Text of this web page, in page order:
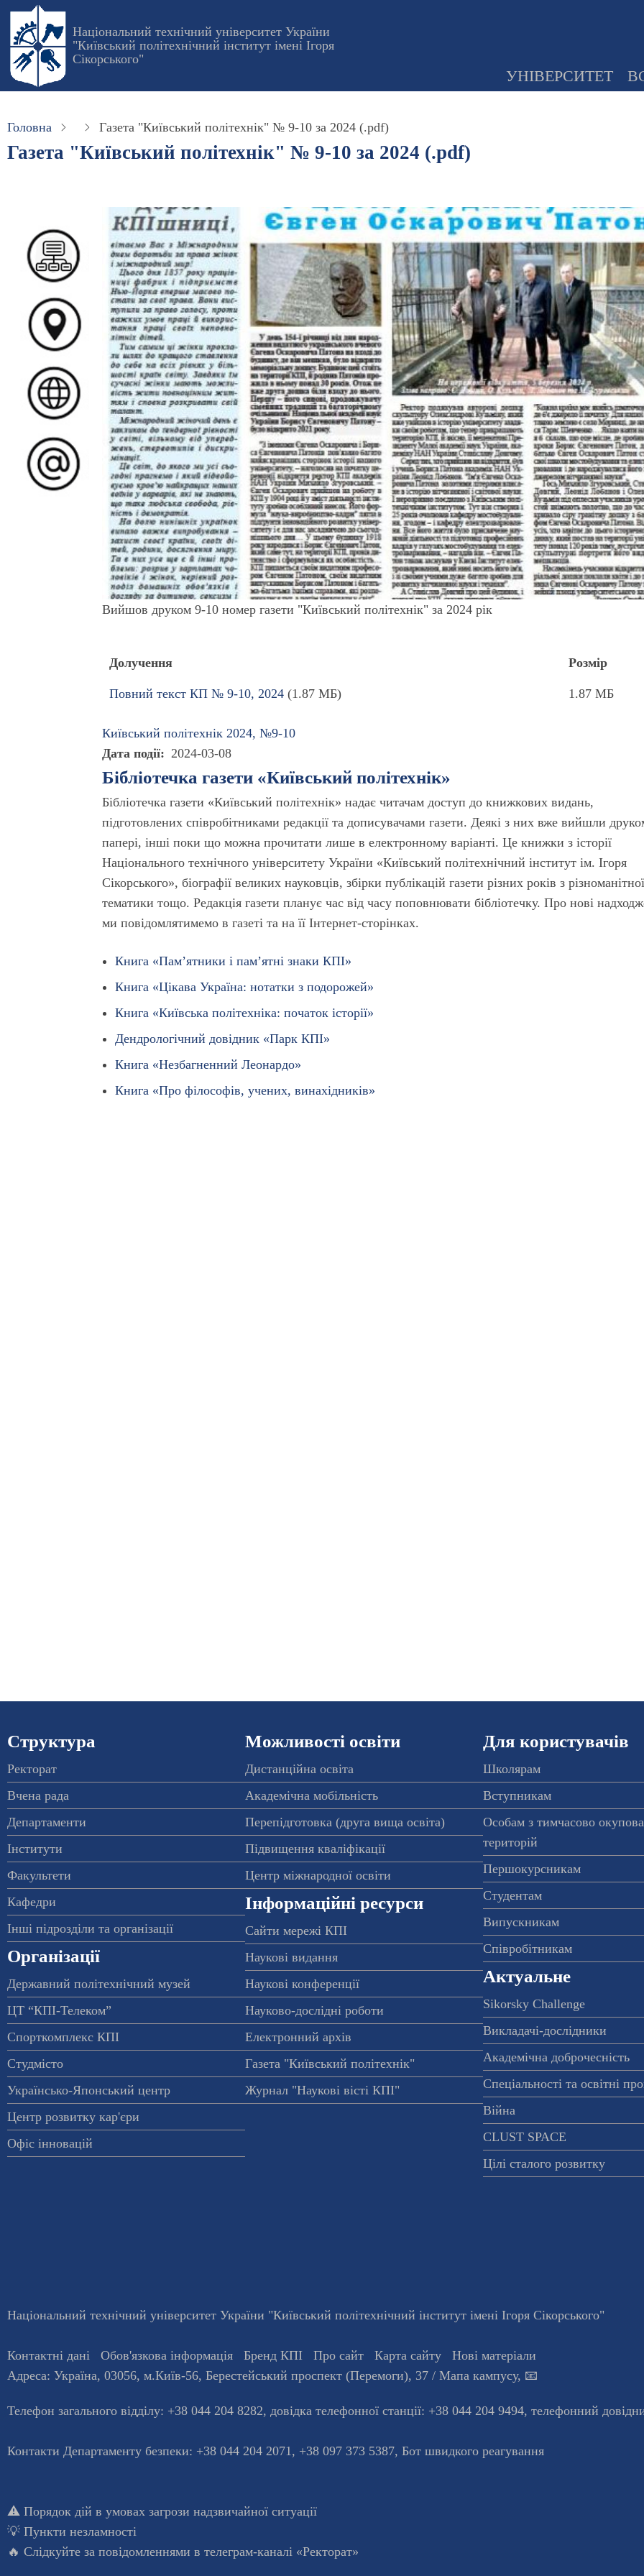
Перейти
основного
вмісту
Національний технічний університет України
"Київський політехнічний інститут імені Ігоря
Сікорського"
УНІВЕРСИТЕТ
Головна Газета "Київський політехнік" № 9-10 за 2024 (.pdf)
Газета "Київський політехнік" № 9-10 за 2024 (.pdf)
Вийшов друком 9-10 номер газети "Київський політехнік" за 2024 рік
Долучення Розмір
Повний текст КП № 9-10, 2024 (1.87 МБ) 1.87 МБ
Київський полiтехнiк 2024, №9-10
Дата події
2024-03-08
Бібліотечка газети «Київський політехнік»
Бібліотечка газети «Київський політехнік» надає читачам доступ до книжкових видань,
підготовлених співробітниками редакції та дописувачами газети. Деякі з них вже вийшли
папері, інші поки що можна прочитати лише в електронному варіанті. Це книжки з історії
Національного технічного університету України «Київський політехнічний інститут ім. Ігоря
Сікорського», біографії великих науковців, збірки публікацій газети різних років з
тематики тощо. Редакція газети планує час від часу поповнювати бібліотечку. Про нові
ми повідомлятимемо в газеті та на її Інтернет-сторінках.
Книга «Пам’ятники і пам’ятні знаки КПІ»
Книга «Цікава Україна: нотатки з подорожей»
Книга «Київська політехніка: початок історії»
Дендрологічний довідник «Парк КПІ»
Книга «Незбагненний Леонардо»
Книга «Про філософів, учених, винахідників»
Структура
Ректорат
Вчена рада
Департаменти
Інститути
Факультети
Кафедри
Інші підрозділи та організації
Організації
Державний політехнічний музей
ЦТ “КПІ-Телеком”
Спорткомплекс КПІ
Студмісто
Українсько-Японський центр
Центр розвитку кар'єри
Офіс інновацій
Можливості освіти
Дистанційна освіта
Академічна мобільність
Перепідготовка (друга вища освіта)
Підвищення кваліфікації
Центр міжнародної освіти
Інформаційні ресурси
Сайти мережі КПІ
Наукові видання
Наукові конференції
Науково-дослідні роботи
Електронний архів
Газета "Київський політехнік"
Журнал "Наукові вісті КПІ"
Для користувачів
Школярам
Вступникам
Особам з тимчасово
територій
Першокурсникам
Студентам
Випускникам
Співробітникам
Актуальне
Sikorsky Challenge
Викладачі-дослідники
Академічна доброчесність
Спеціальності та освітні
Війна
CLUST SPACE
Цілі сталого розвитку
Національний технічний університет України "Київський політехнічний інститут імені Ігоря Сікорського"
Контактні дані Обов'язкова інформація Бренд КПІ Про сайт Карта сайту
Нові матеріали
Адреса: Україна, 03056, м.Київ-56, Берестейський проспект (Перемоги), 37 / Мапа кампусу, 📧
Телефон загального відділу: +38 044 204 8282, довiдка телефонної станцiї: +38 044 204 9494, телефонний
Контакти Департаменту безпеки: +38 044 204 2071, +38 097 373 5387, Бот швидкого реагування
⚠️ Порядок дій в умовах загрози надзвичайної ситуації
💡 Пункти незламності
🔥 Слідкуйте за повідомленнями в телеграм-каналі «Ректорат»